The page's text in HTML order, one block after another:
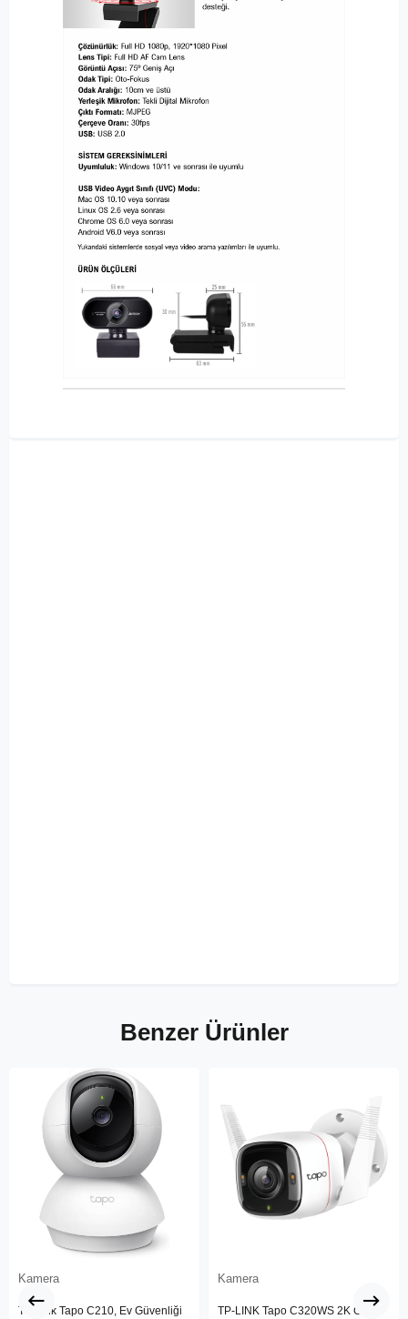
Benzer Ürünler
Kamera
TP-Link Tapo C210, Ev Güvenliği
Kamera
TP-LINK Tapo C320WS 2K Gece